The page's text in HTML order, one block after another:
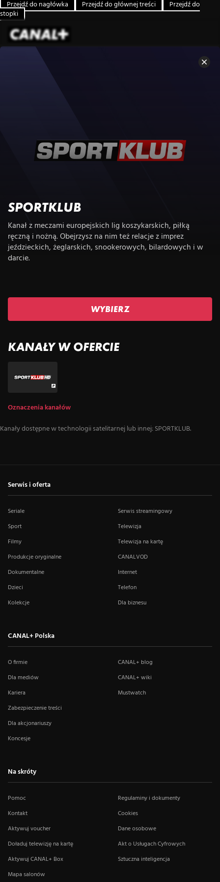
Przejdź do nagłówka Przejdź do głównej treści
Przejdź do
stopki
SPORTKLUB
Kanał z meczami europejskich lig koszykarskich, piłką
ręczną i nożną. Obejrzysz na nim też relacje z imprez
jeździeckich, żeglarskich, snookerowych, bilardowych i w
darcie.
WYBIERZ
KANAŁY W OFERCIE
Oznaczenia kanałów
Kanały dostępne w technologii satelitarnej lub innej: SPORTKLUB.
Serwis i oferta
Seriale
Sport
Filmy
Produkcje oryginalne
Dokumentalne
Dzieci
Kolekcje
Serwis streamingowy
Telewizja
Telewizja na kartę
CANALVOD
Internet
Telefon
Dla biznesu
CANAL+ Polska
O firmie
Dla mediów
Kariera
Zabezpieczenie treści
Dla akcjonariuszy
Koncesje
CANAL+ blog
CANAL+ wiki
Mustwatch
Na skróty
Pomoc
Kontakt
Aktywuj voucher
Doładuj telewizję na kartę
Aktywuj CANAL+ Box
Mapa salonów
Regulaminy i dokumenty
Cookies
Dane osobowe
Akt o Usługach Cyfrowych
Sztuczna inteligencja